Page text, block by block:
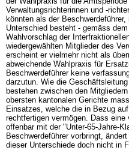
Verwaltungsrichterinnen und -
könnten als der
Unterschied besteht - gemäss
Wahlvorschlag der
wiedergewählten Mitglieder des
erscheint er vielmehr nicht als
abweichende Wahlpraxis für
Beschwerdeführer keine
darzutun. Wie die
bestehen zwischen den
obersten kantonalen Gerichte
Einsatzes, welche die in Bezug
rechtfertigen vermögen. Dass
offenbar mit der "Unter-65-Jahre-
Beschwerdeführer vorbringt,
dieser Unterschiede doch nicht in